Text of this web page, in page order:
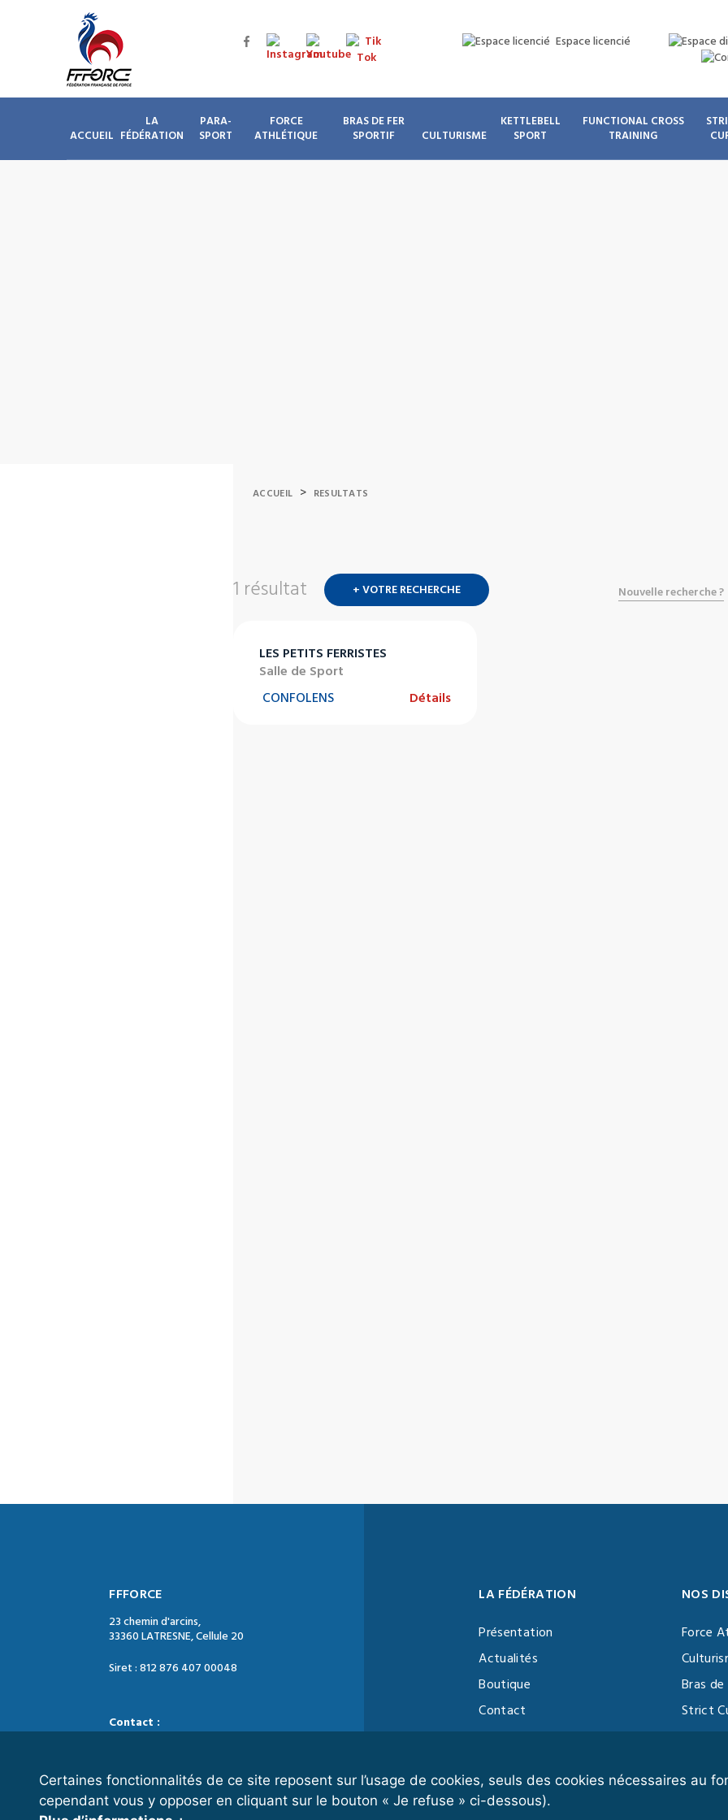
Certaines fonctionnalités de ce site reposent sur l’usage de cookies, seuls des cookies nécessaires au
cependant vous y opposer en cliquant sur le bouton « Je refuse » ci-dessous).
Espace licencié
ACCUEIL
LA
FÉDÉRATION
PARA-
SPORT
FORCE
ATHLÉTIQUE
BRAS DE FER
SPORTIF
CULTURISME
KETTLEBELL
SPORT
FUNCTIONAL CROSS
TRAINING
ACCUEIL > RESULTATS
1 résultat + VOTRE RECHERCHE Nouvelle recherche ?
LES PETITS FERRISTES
Salle de Sport
CONFOLENS
Détails
FFFORCE
23 chemin d'arcins,
33360 LATRESNE, Cellule 20
Siret : 812 876 407 00048
Contact :
Horaires d’ouverture :
LA FÉDÉRATION
Présentation
Actualités
Boutique
Contact
Vidéothèque
NOS
Force
Bras
Strict